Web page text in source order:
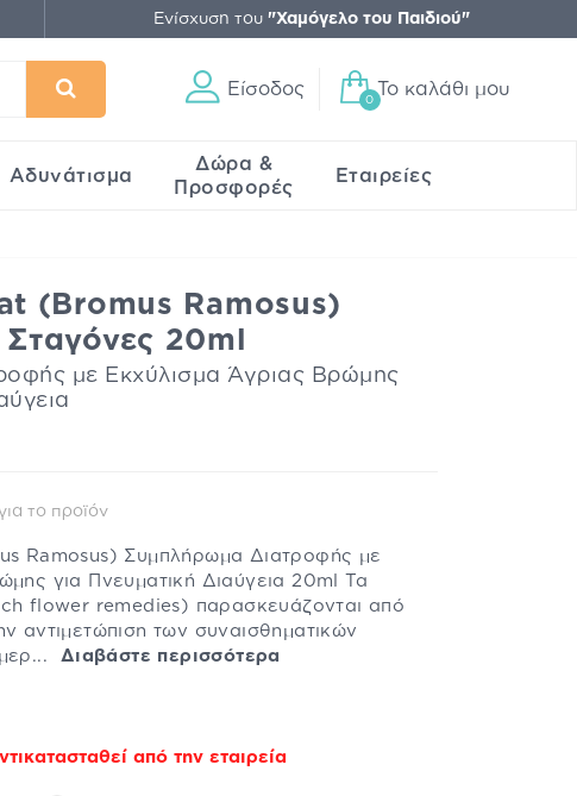
Ενίσχυση του "Χαμόγελο του Παιδιού"
Είσοδος
0
Το καλάθι μου
Αδυνάτισμα
Δώρα &
Προσφορές
Εταιρείες
(Bromus Ramosus)
20ml
με Εκχύλισμα Άγριας Βρώμης
το προϊόν
Ramosus) Συμπλήρωμα Διατροφής με
για Πνευματική Διαύγεια 20ml Τα
flower remedies) παρασκευάζονται από
αντιμετώπιση των συναισθηματικών
Διαβάστε περισσότερα
από την εταιρεία